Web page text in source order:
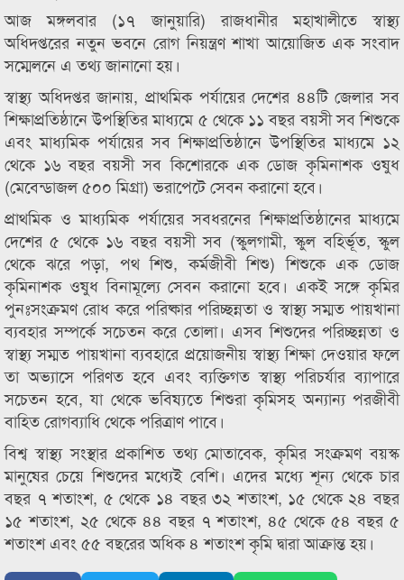
আজ মঙ্গলবার (১৭ জানুয়ারি) রাজধানীর মহাখালীতে স্বাস্থ্য
অধিদপ্তরের নতুন ভবনে রোগ নিয়ন্ত্রণ শাখা আয়োজিত এক সংবাদ
সম্মেলনে এ তথ্য জানানো হয়।
স্বাস্থ্য অধিদপ্তর জানায়, প্রাথমিক পর্যায়ের দেশের ৪৪টি জেলার সব
শিক্ষাপ্রতিষ্ঠানে উপস্থিতির মাধ্যমে ৫ থেকে ১১ বছর বয়সী সব শিশুকে
এবং মাধ্যমিক পর্যায়ের সব শিক্ষাপ্রতিষ্ঠানে উপস্থিতির মাধ্যমে ১২
থেকে ১৬ বছর বয়সী সব কিশোরকে এক ডোজ কৃমিনাশক ওষুধ
(মেবেন্ডাজল ৫০০ মিগ্রা) ভরাপেটে সেবন করানো হবে।
প্রাথমিক ও মাধ্যমিক পর্যায়ের সবধরনের শিক্ষাপ্রতিষ্ঠানের মাধ্যমে
দেশের ৫ থেকে ১৬ বছর বয়সী সব (স্কুলগামী, স্কুল বহির্ভূত, স্কুল
থেকে ঝরে পড়া, পথ শিশু, কর্মজীবী শিশু) শিশুকে এক ডোজ
কৃমিনাশক ওষুধ বিনামূল্যে সেবন করানো হবে। একই সঙ্গে কৃমির
পুনঃসংক্রমণ রোধ করে পরিষ্কার পরিচ্ছন্নতা ও স্বাস্থ্য সম্মত পায়খানা
ব্যবহার সম্পর্কে সচেতন করে তোলা। এসব শিশুদের পরিচ্ছন্নতা ও
স্বাস্থ্য সম্মত পায়খানা ব্যবহারে প্রয়োজনীয় স্বাস্থ্য শিক্ষা দেওয়ার ফলে
তা অভ্যাসে পরিণত হবে এবং ব্যক্তিগত স্বাস্থ্য পরিচর্যার ব্যাপারে
সচেতন হবে, যা থেকে ভবিষ্যতে শিশুরা কৃমিসহ অন্যান্য পরজীবী
বাহিত রোগব্যাধি থেকে পরিত্রাণ পাবে।
বিশ্ব স্বাস্থ্য সংস্থার প্রকাশিত তথ্য মোতাবেক, কৃমির সংক্রমণ বয়স্ক
মানুষের চেয়ে শিশুদের মধ্যেই বেশি। এদের মধ্যে শূন্য থেকে চার
বছর ৭ শতাংশ, ৫ থেকে ১৪ বছর ৩২ শতাংশ, ১৫ থেকে ২৪ বছর
১৫ শতাংশ, ২৫ থেকে ৪৪ বছর ৭ শতাংশ, ৪৫ থেকে ৫৪ বছর ৫
শতাংশ এবং ৫৫ বছরের অধিক ৪ শতাংশ কৃমি দ্বারা আক্রান্ত হয়।